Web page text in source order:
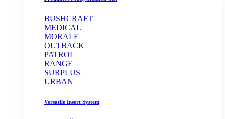
BUSHCRAFT
MEDICAL
MORALE
OUTBACK
PATROL
RANGE
SURPLUS
URBAN
Versatile Insert System